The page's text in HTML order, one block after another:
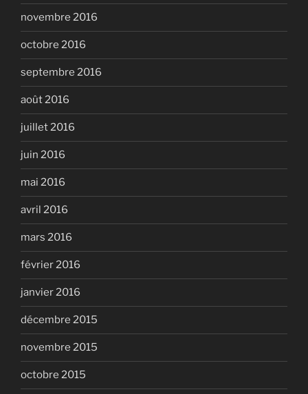
novembre 2016
octobre 2016
septembre 2016
août 2016
juillet 2016
juin 2016
mai 2016
avril 2016
mars 2016
février 2016
janvier 2016
décembre 2015
novembre 2015
octobre 2015